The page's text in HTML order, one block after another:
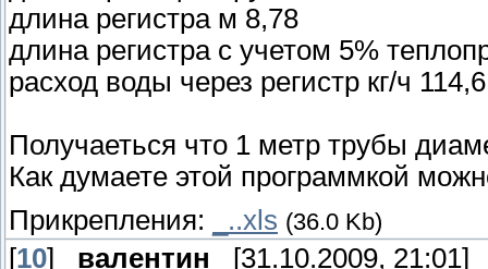
длина регистра м 8,78
длина регистра с учетом 5%
расход воды через регистр кг/ч 114,6
Получаеться что 1 метр трубы
Как думаете этой программкой
Прикрепления:
_..xls (36.0 Kb)
[10] _валентин_ [31.10.2009, 21:01]